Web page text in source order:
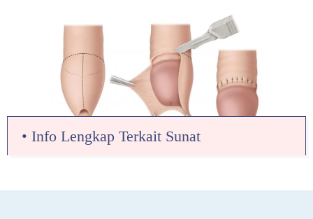
• Info Lengkap Terkait Sunat